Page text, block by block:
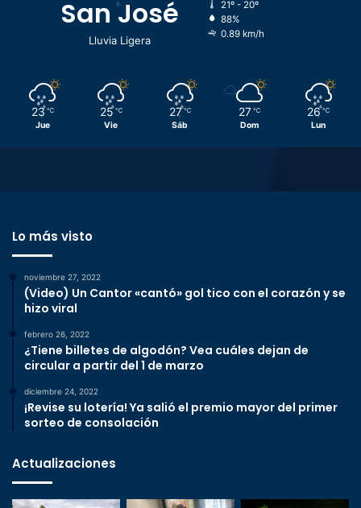
San José
Lluvia Ligera
21º - 20º
88%
0.89 km/h
23 ℃
Jue
25 ℃
Vie
27 ℃
Sáb
27 ℃
Dom
26 ℃
Lun
Lo más visto
noviembre 27, 2022
(Video) Un Cantor «cantó» gol tico con el corazón y se
hizo viral
febrero 26, 2022
¿Tiene billetes de algodón? Vea cuáles dejan de
circular a partir del 1 de marzo
diciembre 24, 2022
¡Revise su lotería! Ya salió el premio mayor del primer
sorteo de consolación
Actualizaciones